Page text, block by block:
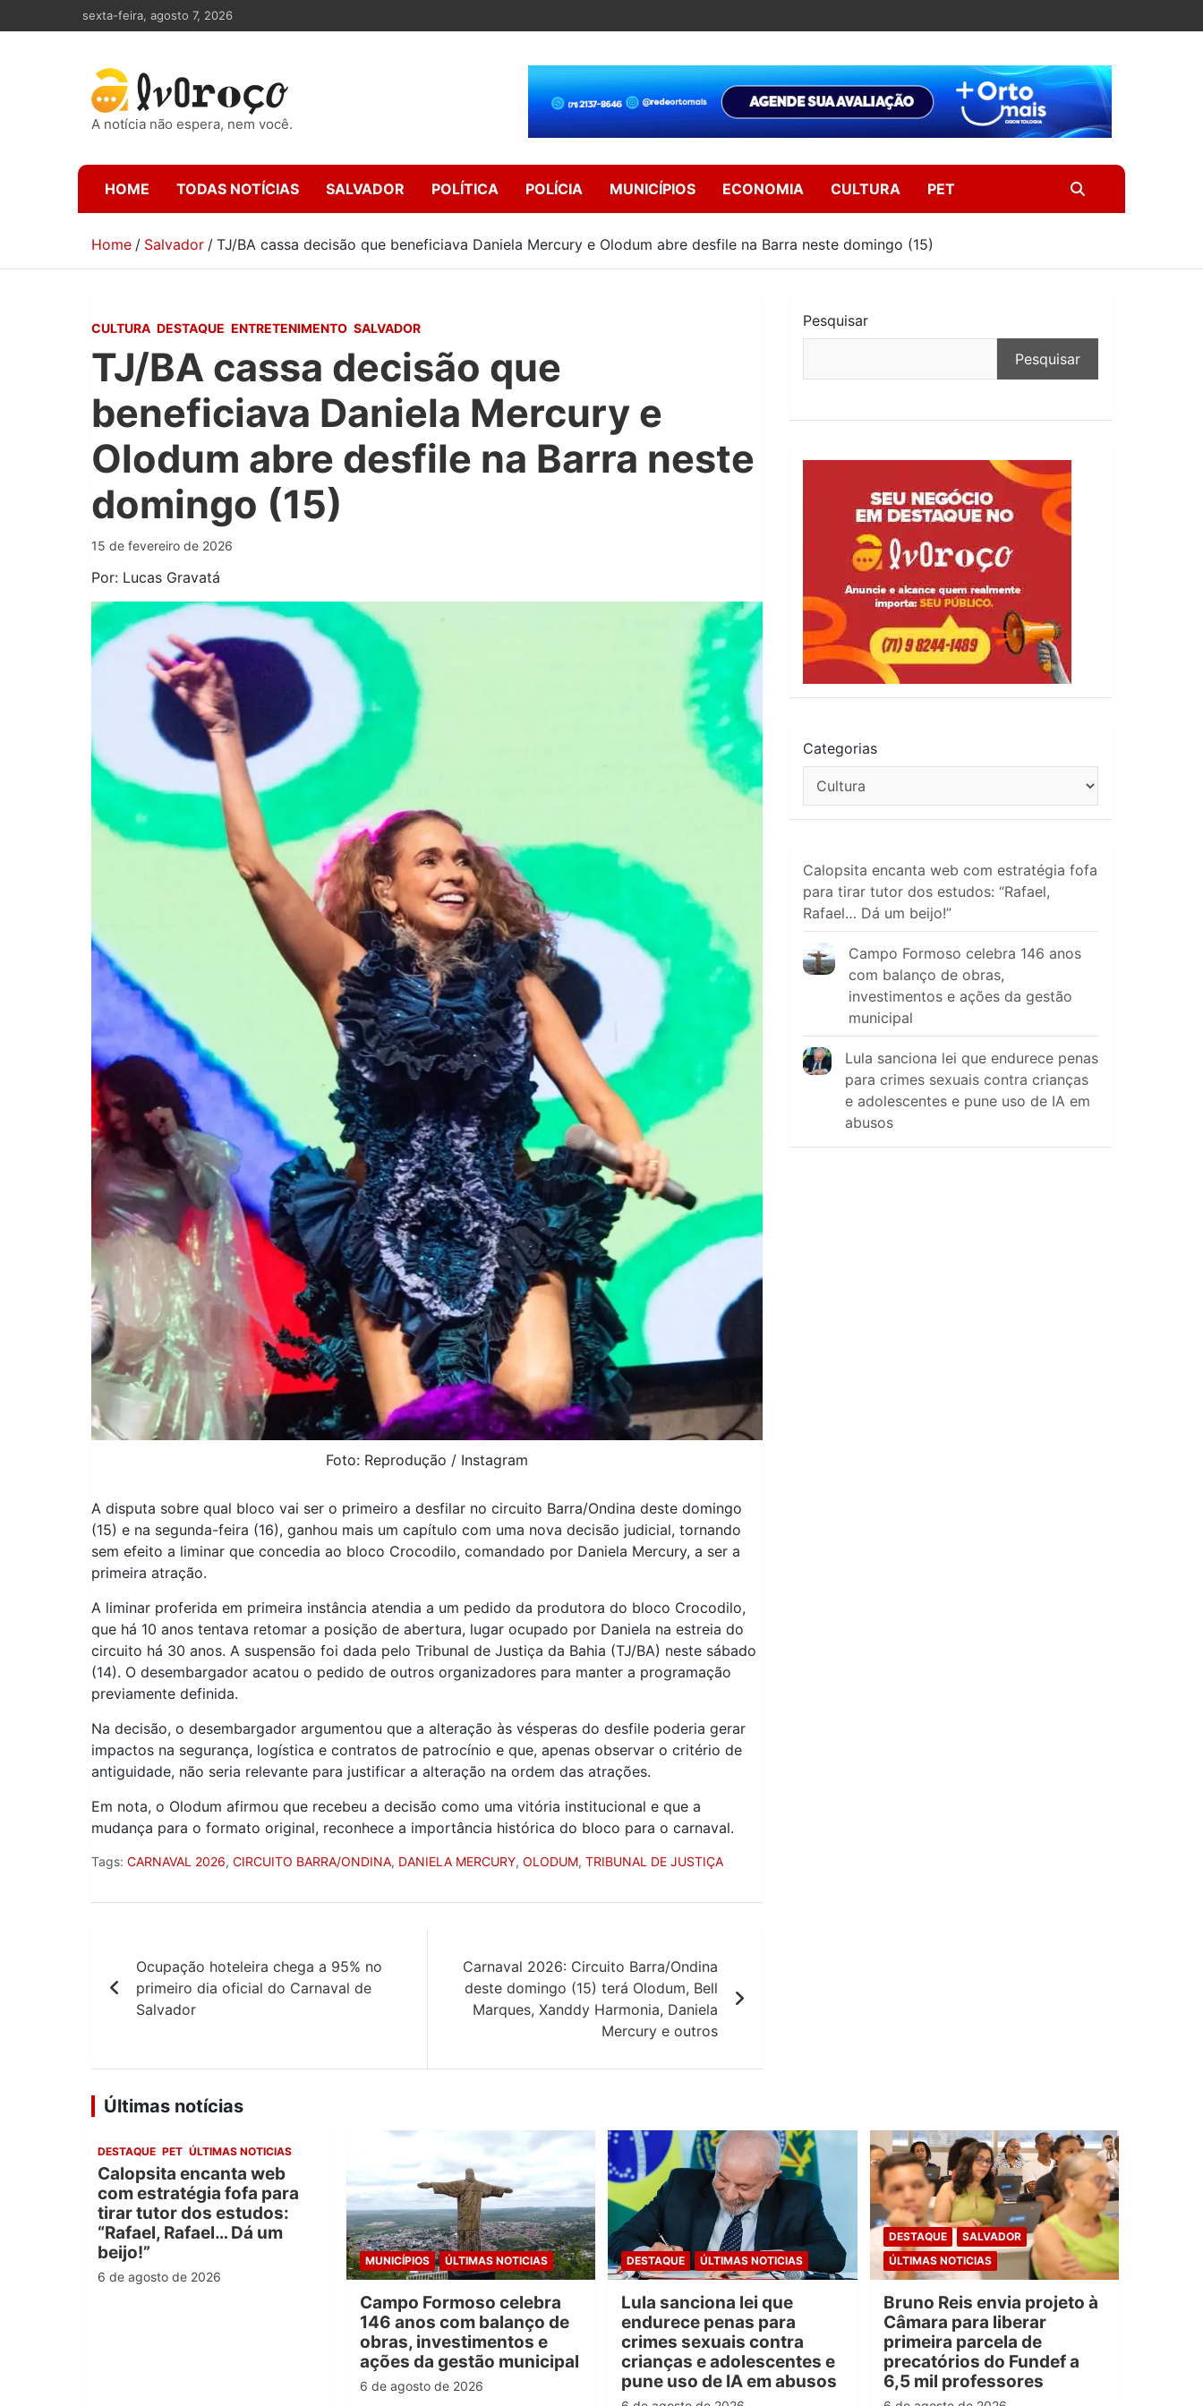
to
sexta-feira, agosto 7, 2026
A notícia não espera, nem você.
HOME TODAS NOTÍCIAS SALVADOR POLÍTICA POLÍCIA MUNICÍPIOS ECONOMIA CULTURA PET
Home Salvador TJ/BA cassa decisão que beneficiava Daniela Mercury e Olodum abre desfile na Barra neste domingo (15)
CULTURA DESTAQUE ENTRETENIMENTO SALVADOR
TJ/BA cassa decisão que
beneficiava Daniela Mercury e
Olodum abre desfile na Barra neste
domingo (15)
15 de fevereiro de 2026
Por: Lucas Gravatá
Foto: Reprodução / Instagram
A disputa sobre qual bloco vai ser o primeiro a desfilar no circuito Barra/Ondina deste domingo
(15) e na segunda-feira (16), ganhou mais um capítulo com uma nova decisão judicial, tornando
sem efeito a liminar que concedia ao bloco Crocodilo, comandado por Daniela Mercury, a ser a
primeira atração.
A liminar proferida em primeira instância atendia a um pedido da produtora do bloco Crocodilo,
que há 10 anos tentava retomar a posição de abertura, lugar ocupado por Daniela na estreia do
circuito há 30 anos. A suspensão foi dada pelo Tribunal de Justiça da Bahia (TJ/BA) neste sábado
(14). O desembargador acatou o pedido de outros organizadores para manter a programação
previamente definida.
Na decisão, o desembargador argumentou que a alteração às vésperas do desfile poderia gerar
impactos na segurança, logística e contratos de patrocínio e que, apenas observar o critério de
antiguidade, não seria relevante para justificar a alteração na ordem das atrações.
Em nota, o Olodum afirmou que recebeu a decisão como uma vitória institucional e que a
mudança para o formato original, reconhece a importância histórica do bloco para o carnaval.
Tags: CARNAVAL 2026, CIRCUITO BARRA/ONDINA, DANIELA MERCURY, OLODUM, TRIBUNAL DE JUSTIÇA
de
Post
Ocupação hoteleira chega a 95% no
primeiro dia oficial do Carnaval de
Salvador
Carnaval 2026: Circuito Barra/Ondina
deste domingo (15) terá Olodum, Bell
Marques, Xanddy Harmonia, Daniela
Mercury e outros
Pesquisar
Pesquisar
Categorias
Calopsita encanta web com estratégia fofa
para tirar tutor dos estudos: “Rafael,
Rafael… Dá um beijo!”
Campo Formoso celebra 146 anos
com balanço de obras,
investimentos e ações da gestão
municipal
Lula sanciona lei que endurece penas
para crimes sexuais contra crianças
e adolescentes e pune uso de IA em
abusos
Últimas notícias
DESTAQUE PET ÚLTIMAS NOTICIAS
Calopsita encanta web
com estratégia fofa para
tirar tutor dos estudos:
“Rafael, Rafael… Dá um
beijo!”
6 de agosto de 2026
MUNICÍPIOS ÚLTIMAS NOTICIAS
Campo Formoso celebra
146 anos com balanço de
obras, investimentos e
ações da gestão municipal
6 de agosto de 2026
DESTAQUE ÚLTIMAS NOTICIAS
Lula sanciona lei que
endurece penas para
crimes sexuais contra
crianças e adolescentes e
pune uso de IA em abusos
DESTAQUE
SALVADOR
ÚLTIMAS NOTICIAS
Bruno Reis envia projeto à
Câmara para liberar
primeira parcela de
precatórios do Fundef a
6,5 mil professores